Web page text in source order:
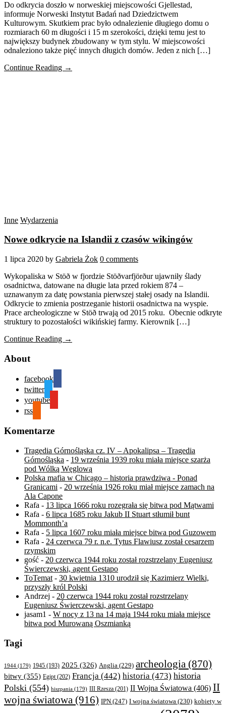
Do odkrycia doszło w norweskiej miejscowości Gjellestad,
informuje Norweski Instytut Badań nad Dziedzictwem
Kulturowym. Skutkiem prac było odnalezienie długiego domu o
rozmiarach 60 m długości i 15 m szerokości, dzięki temu jest to
największy budynek zbudowany w tym stylu. W miejscowości
odnaleziono także pięć innych długich domów. Jeden z nich […]
Continue Reading →
Inne Wydarzenia
Nowe odkrycie na Islandii z czasów wikingów
1 lipca 2020 by Gabriela Żok 0 comments
Wykopaliska w Stöð w fjordzie Stöðvarfjörður ujawniły ślady
osadnictwa, datowane na długie lata przed rokiem 874 –
uznawanym za datę powstania pierwszej stałej osady na Islandii.
Odkrycie to zmienia postrzeganie historii osadnictwa na wyspie.
Prace archeologiczne w Stöð trwają od 2015 roku. Obecnie odkryte
struktury to pozostałości wikińskiej farmy. Kierownik […]
Continue Reading →
About
facebook
twitter
youtube
rss
Komentarze
Tragedia Górnośląska cz. IV – Apokalipsa – Tragedia
Górnośląska - 19 września 1939 roku miała miejsce szarża
pod Wólką Węglową
Polska mafia w Chicago – historia prawdziwa - Ponad
Granicami - 20 września 1926 roku miał miejsce zamach na
Ala Capone
Rafa - 13 lipca 1666 roku rozegrała się bitwa pod Mątwami
Rafa - 6 lipca 1685 roku Jakub II Stuart stłumił bunt
Mommonth’a
Rafa - 5 lipca 1607 roku miała miejsce bitwa pod Guzowem
Rafa - 24 czerwca 79 r. n.e. Tytus Flawiusz został cesarzem
rzymskim
gość - 20 czerwca 1944 roku został rozstrzelany Eugeniusz
Świerczewski, agent Gestapo
ToTemat - 30 kwietnia 1310 urodził się Kazimierz Wielki,
przyszły król Polski
Andrzej - 20 czerwca 1944 roku został rozstrzelany
Eugeniusz Świerczewski, agent Gestapo
jasam1 - W nocy z 13 na 14 maja 1944 roku miała miejsce
bitwa pod Murowaną Oszmianką
Tagi
1944 (179) 1945 (193) 2025 (326) Anglia (229) archeologia (870)
bitwy (355) Egipt(202) Francja (442) historia (473) historia
Polski (554) hiszpania (179) III Rzesza (201) II Wojna Światowa (406) II
wojna światowa (916) IPN (247) I wojna światowa (230) kobiety w